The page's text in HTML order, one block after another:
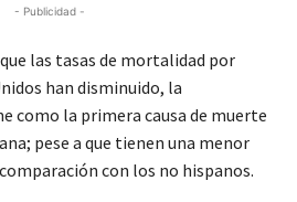
- Publicidad -
las tasas de mortalidad por
han disminuido, la
como la primera causa de muerte
pese a que tienen una menor
con los no hispanos.